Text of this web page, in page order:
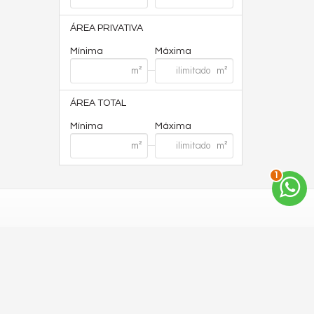
ÁREA PRIVATIVA
Mínima Máxima
ÁREA TOTAL
Mínima Máxima
1